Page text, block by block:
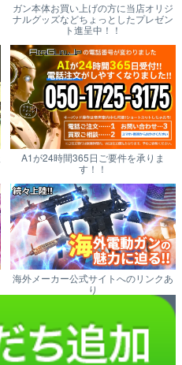
ガン本体お買い上げの方に当店オリジ
ナルグッズなどちょっとしたプレゼン
ト進呈中！！
A1が24時間365日ご要件を承りま
す！！
海外メーカー公式サイトへのリンクあ
り